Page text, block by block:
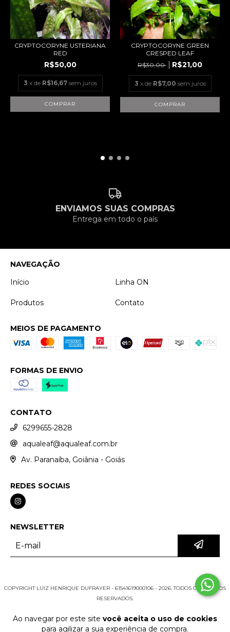
Ao navegar por este site você aceita o uso de cookies
para agilizar a sua experiência de compra.
CRYPTOCORYNE USTERIANA
RED
R$50,00
3 x de R$16,67 sem juros
CRYPTOCORYNE GREEN
CRESPED LEAF
R$30,00
R$21,00
3 x de R$7,00 sem juros
ENVIAMOS SUAS COMPRAS
Entrega em todo o país
NAVEGAÇÃO
Início
Linha ON
Produtos Contato
MEIOS DE PAGAMENTO
FORMAS DE ENVIO
CONTATO
6299655-2828
aqualeaf@aqualeaf.com.br
Av. Paranaíba, Goiânia - Goiás
REDES SOCIAIS
NEWSLETTER
COPYRIGHT LUIZ HENRIQUE DUFRAYER - 61541619000106 - 2026. TODOS OS DIREITOS
RESERVADOS.